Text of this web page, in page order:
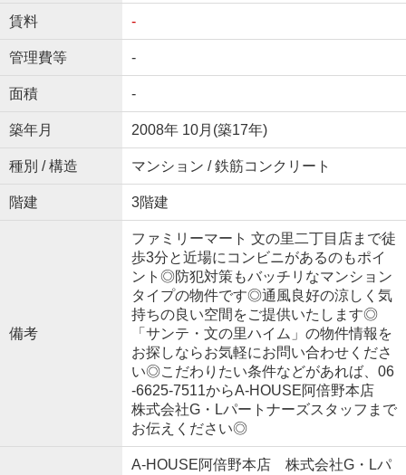
賃料 -
管理費等 -
面積 -
築年月 2008年 10月(築17年)
種別 / 構造 マンション / 鉄筋コンクリート
階建 3階建
備考
ファミリーマート 文の里二丁目店まで徒
歩3分と近場にコンビニがあるのもポイ
ント◎防犯対策もバッチリなマンション
タイプの物件です◎通風良好の涼しく気
持ちの良い空間をご提供いたします◎
「サンテ・文の里ハイム」の物件情報を
お探しならお気軽にお問い合わせくださ
い◎こだわりたい条件などがあれば、06
-6625-7511からA-HOUSE阿倍野本店
株式会社G・Lパートナーズスタッフまで
お伝えください◎
A-HOUSE阿倍野本店 株式会社G・Lパ